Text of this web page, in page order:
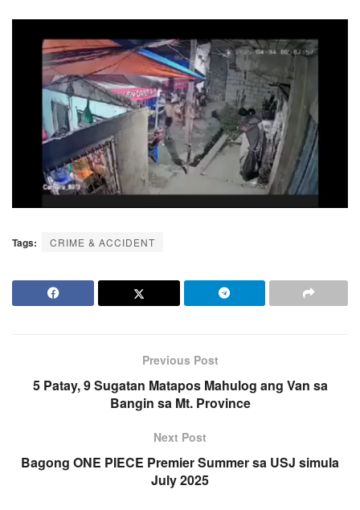
Tags: CRIME & ACCIDENT
Previous Post
5 Patay, 9 Sugatan Matapos Mahulog ang Van sa
Bangin sa Mt. Province
Next Post
Bagong ONE PIECE Premier Summer sa USJ simula
July 2025